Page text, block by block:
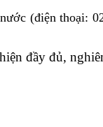
(điện thoại:
đầy đủ,